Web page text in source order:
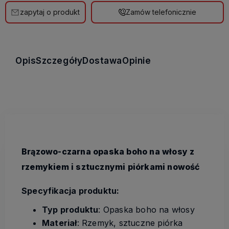
zapytaj o produkt Zamów telefonicznie
OpisSzczegółyDostawaOpinie
Brązowo-czarna opaska boho na włosy z
rzemykiem i sztucznymi piórkami nowość
Specyfikacja produktu:
Typ produktu: Opaska boho na włosy
Materiał: Rzemyk, sztuczne piórka